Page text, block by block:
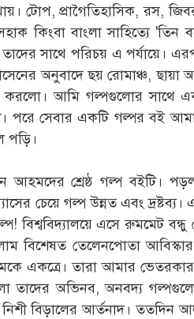
টোপ, প্রাগৈতিহাসিক, রস,
কিংবা বাংলা সাহিত্যে 'তিন
সাথে পরিচয় এ পর্যায়ে।
অনুবাদে ছয় রোমাঞ্চ, ছায়া
আমি গল্পগুলোর সাথে
পরে সেবার একটি গল্পর বই
পড়ি।
আহমদের শ্রেষ্ঠ গল্প বইটি।
চেয়ে গল্প উন্নত এবং
এসে রুমমেট বন্ধু
বিশেষত তেলেনপোতা
একত্রে। তারা আমার ভেতরকার
তাদের অভিনব, অনবদ্য
বিড়ালের আর্তনাদ। ততদিন